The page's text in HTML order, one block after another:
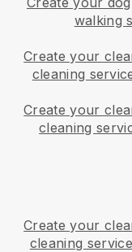
walking
Create your
cleaning
Create your
cleaning
Create your
cleaning